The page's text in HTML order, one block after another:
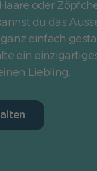
oder
du das
einfach
ein
Liebling.